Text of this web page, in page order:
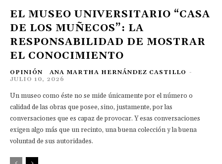
EL MUSEO UNIVERSITARIO “CASA
DE LOS MUÑECOS”: LA
RESPONSABILIDAD DE MOSTRAR
EL CONOCIMIENTO
OPINIÓN ANA MARTHA HERNÁNDEZ CASTILLO -
JULIO 10, 2026
Un museo como éste no se mide únicamente por el número o
calidad de las obras que posee, sino, justamente, por las
conversaciones que es capaz de provocar. Y esas conversaciones
exigen algo más que un recinto, una buena colección y la buena
voluntad de sus autoridades.